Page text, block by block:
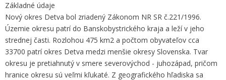
Základné údaje
Nový okres Detva bol zriadený Zákonom NR SR č.221/1996.
Územie okresu patrí do Banskobystrického kraja a leží v jeho
strednej časti. Rozlohou 475 km2 a počtom obyvateľov cca
33700 patrí okres Detva medzi menšie okresy Slovenska. Tvar
okresu je pretiahnutý v smere severovýchod - juhozápad, pričom
hranice okresu sú veľmi kľukaté. Z geografického hľadiska sa